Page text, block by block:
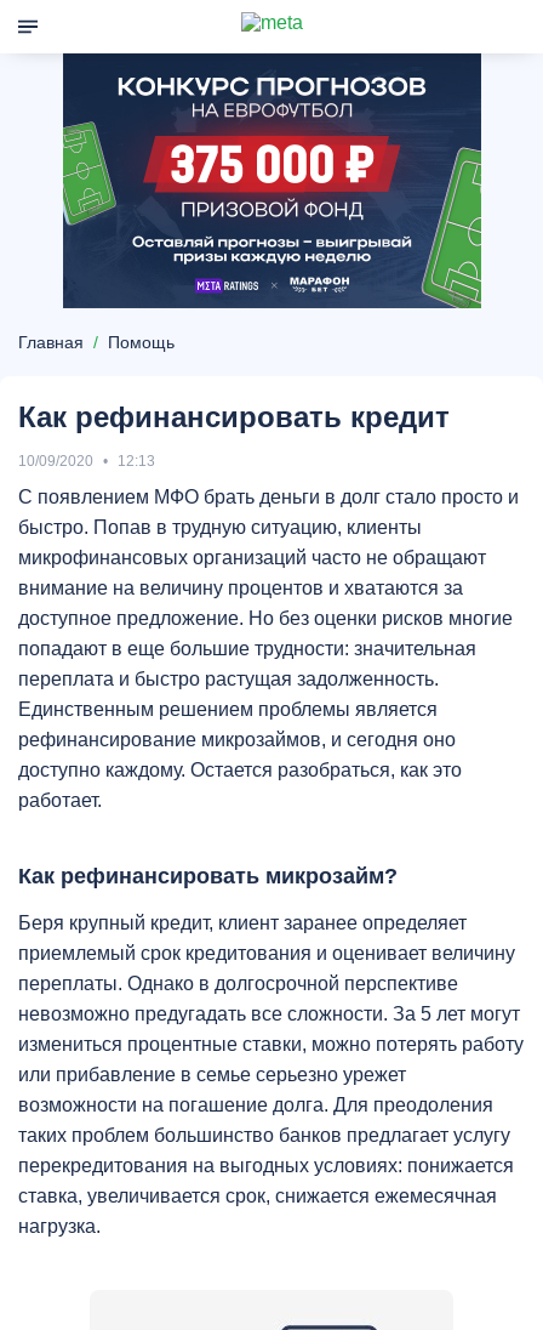
Главная Помощь
Как рефинансировать кредит
10/09/2020 12:13
С появлением МФО брать деньги в долг стало просто и
быстро. Попав в трудную ситуацию, клиенты
микрофинансовых организаций часто не обращают
внимание на величину процентов и хватаются за
доступное предложение. Но без оценки рисков многие
попадают в еще большие трудности: значительная
переплата и быстро растущая задолженность.
Единственным решением проблемы является
рефинансирование микрозаймов, и сегодня оно
доступно каждому. Остается разобраться, как это
работает.
Как рефинансировать микрозайм?
Беря крупный кредит, клиент заранее определяет
приемлемый срок кредитования и оценивает величину
переплаты. Однако в долгосрочной перспективе
невозможно предугадать все сложности. За 5 лет могут
измениться процентные ставки, можно потерять работу
или прибавление в семье серьезно урежет
возможности на погашение долга. Для преодоления
таких проблем большинство банков предлагает услугу
перекредитования на выгодных условиях: понижается
ставка, увеличивается срок, снижается ежемесячная
нагрузка.